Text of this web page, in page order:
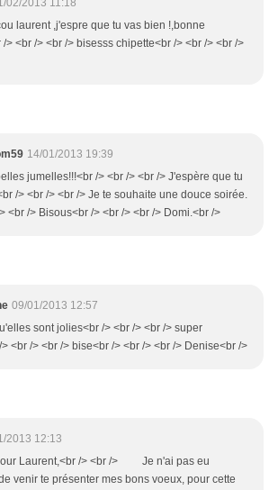
02/2013 11:18
laurent ,j'espre que tu vas bien !,bonne
> <br /> <br /> bisesss chipette<br /> <br /> <br />
14/01/2013 19:39
jumelles!!!<br /> <br /> <br /> J'espère que tu
/> <br /> <br /> Je te souhaite une douce soirée.
<br /> Bisous<br /> <br /> <br /> Domi.<br />
09/01/2013 12:57
sont jolies<br /> <br /> <br /> super
<br /> <br /> bise<br /> <br /> <br /> Denise<br />
2013 12:13
Laurent,<br /> <br /> Je n'ai pas eu
venir te présenter mes bons voeux, pour cette